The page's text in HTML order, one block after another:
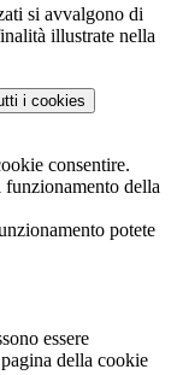
si avvalgono di
illustrate nella
i cookies
consentire.
della
potete
essere
della cookie